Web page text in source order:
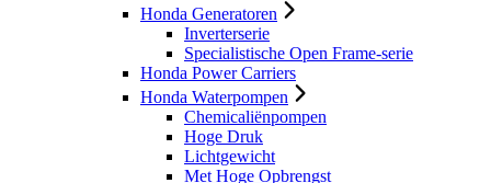
Honda Generatoren
Inverterserie
Specialistische Open Frame-serie
Honda Power Carriers
Honda Waterpompen
Chemicaliënpompen
Hoge Druk
Lichtgewicht
Met Hoge Opbrengst